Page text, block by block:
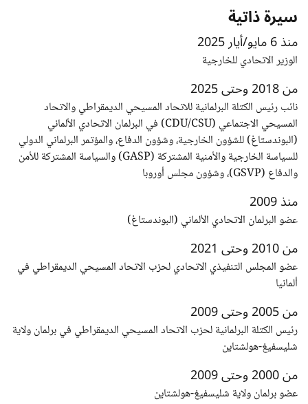
​​​​​​​سيرة ذاتية
منذ 6 مايو/أيار 2025
الوزير الاتحادي للخارجية
من 2018 وحتى 2025
نائب رئيس الكتلة البرلمانية للاتحاد المسيحي الديمقراطي والاتحاد
المسيحي الاجتماعي (CDU/CSU) في البرلمان الاتحادي الألماني
(البوندستاغ) للشؤون الخارجية، وشؤون الدفاع، والمؤتمر البرلماني الدولي
للسياسة الخارجية والأمنية المشتركة (GASP) والسياسة المشتركة للأمن
والدفاع (GSVP)، وشؤون مجلس أوروبا
منذ 2009
عضو البرلمان الاتحادي الألماني (البوندستاغ)
من 2010 وحتى 2021
عضو المجلس التنفيذي الاتحادي لحزب الاتحاد المسيحي الديمقراطي في
ألمانيا
من 2005 وحتى 2009
رئيس الكتلة البرلمانية لحزب الاتحاد المسيحي الديمقراطي في برلمان ولاية
شليسفيغ-هولشتاين
من 2000 وحتى 2009
عضو برلمان ولاية شليسفيغ-هولشتاين